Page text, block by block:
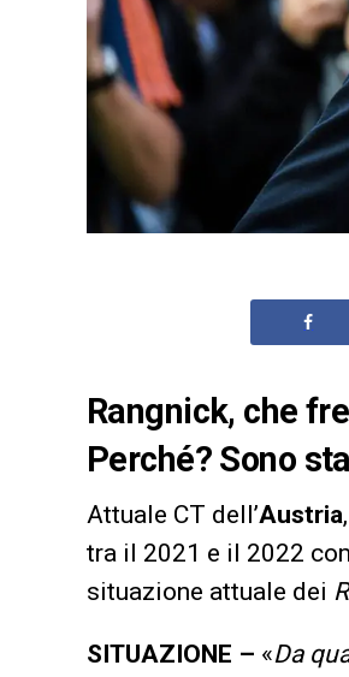
Rangnick, che
Perché? Sono
Attuale CT dell’Austria,
tra il 2021 e il 2022
situazione attuale dei
SITUAZIONE – «Da